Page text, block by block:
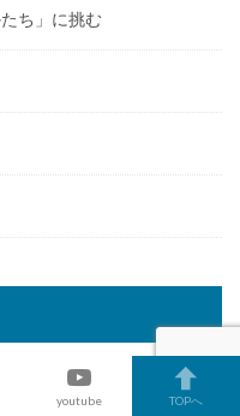
ち」に挑む
youtube TOPへ